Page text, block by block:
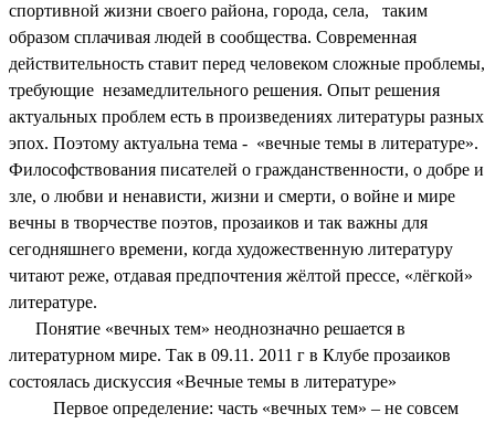
спортивной жизни своего района, города, села, таким
образом сплачивая людей в сообщества. Современная
действительность ставит перед человеком сложные проблемы,
требующие незамедлительного решения. Опыт решения
актуальных проблем есть в произведениях литературы разных
эпох. Поэтому актуальна тема - «вечные темы в литературе».
Философствования писателей о гражданственности, о добре и
зле, о любви и ненависти, жизни и смерти, о войне и мире
вечны в творчестве поэтов, прозаиков и так важны для
сегодняшнего времени, когда художественную литературу
читают реже, отдавая предпочтения жёлтой прессе, «лёгкой»
литературе.
Понятие «вечных тем» неоднозначно решается в
литературном мире. Так в 09.11. 2011 г в Клубе прозаиков
состоялась дискуссия «Вечные темы в литературе»
Первое определение: часть «вечных тем» – не совсем